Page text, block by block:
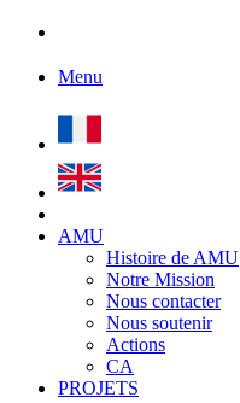
Menu
AMU
Histoire de AMU
Notre Mission
Nous contacter
Nous soutenir
Actions
CA
PROJETS